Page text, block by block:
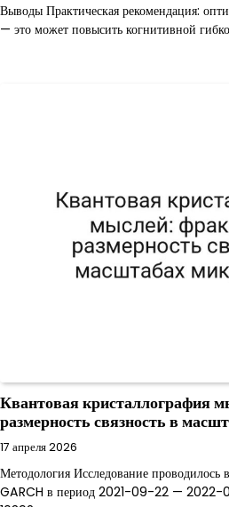
Выводы Практическая рекомендация:
— это может повысить когнитивной
Квантовая кристаллография
размерность связность в
17 апреля 2026
Методология Исследование
GARCH в период 2021-09-22 — 2022-